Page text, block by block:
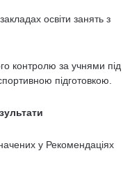
освіти занять з
контролю за учнями під
підготовкою.
у Рекомендаціях